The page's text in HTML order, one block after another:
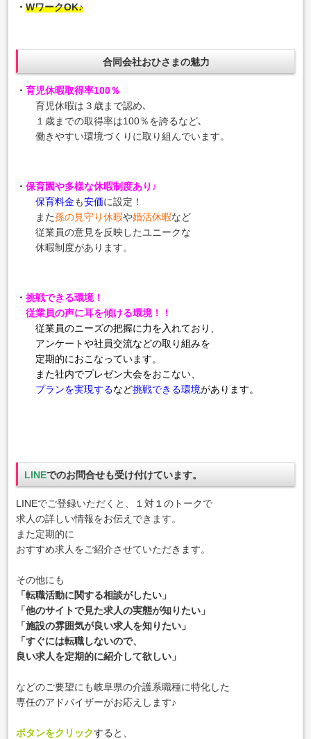
・WワークOK♪
合同会社おひさまの魅力
・育児休暇取得率100％
育児休暇は３歳まで認め､
１歳までの取得率は100％を誇るなど､
働きやすい環境づくりに取り組んでいます。
・保育園や多様な休暇制度あり♪
保育料金も安価に設定！
また孫の見守り休暇や婚活休暇など
従業員の意見を反映したユニークな
休暇制度があります。
・挑戦できる環境！
従業員の声に耳を傾ける環境！！
従業員のニーズの把握に力を入れており、
アンケートや社員交流などの取り組みを
定期的におこなっています。
また社内でプレゼン大会をおこない、
プランを実現するなど挑戦できる環境があります。
LINEでのお問合せも受け付けています。
LINEでご登録いただくと、１対１のトークで
求人の詳しい情報をお伝えできます。
また定期的に
おすすめ求人をご紹介させていただきます。
その他にも
「転職活動に関する相談がしたい」
「他のサイトで見た求人の実態が知りたい」
「施設の雰囲気が良い求人を知りたい」
「すぐには転職しないので、
良い求人を定期的に紹介して欲しい」
などのご要望にも岐阜県の介護系職種に特化した
専任のアドバイザーがお応えします♪
ボタンをクリックすると、